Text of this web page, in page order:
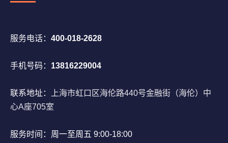
服务电话： 400-018-2628
手机号码： 13816229004
联系地址：
上海市虹口区海伦路440号金融街（海伦）中
心A座705室
服务时间：周一至周五 9:00-18:00